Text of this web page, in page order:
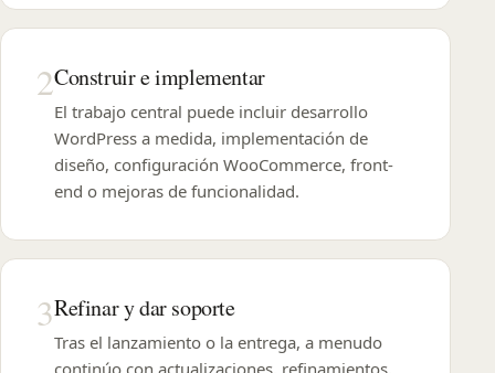
2Construir e implementar
El trabajo central puede incluir desarrollo
WordPress a medida, implementación de
diseño, configuración WooCommerce, front-
end o mejoras de funcionalidad.
3Refinar y dar soporte
Tras el lanzamiento o la entrega, a menudo
continúo con actualizaciones, refinamientos,